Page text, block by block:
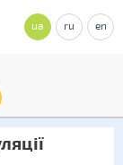
ua ru en